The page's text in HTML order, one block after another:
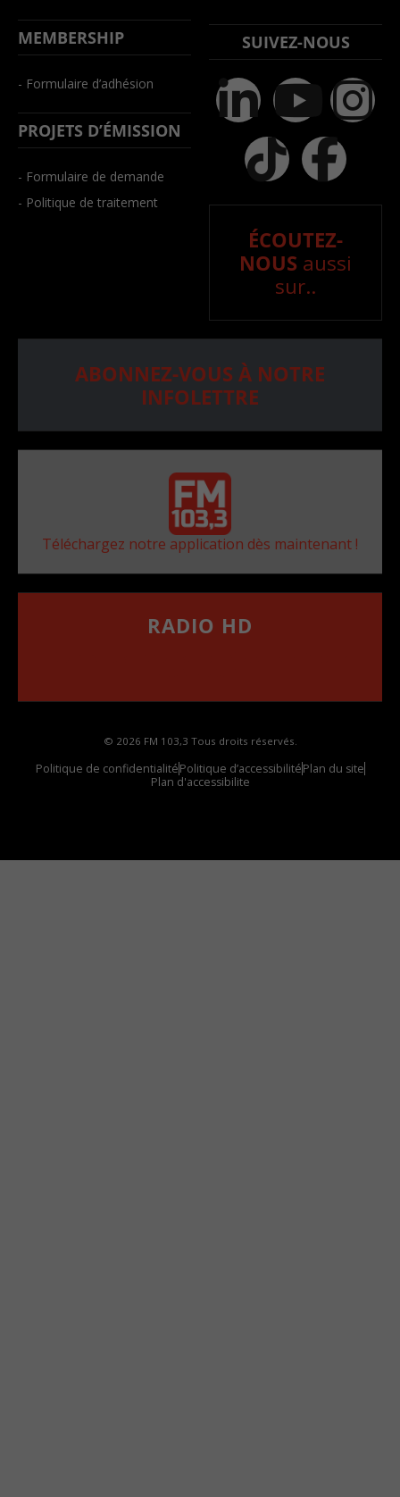
MEMBERSHIP
- Formulaire d’adhésion
PROJETS D’ÉMISSION
- Formulaire de demande
- Politique de traitement
SUIVEZ-NOUS
ÉCOUTEZ-
NOUS aussi
sur..
ABONNEZ-VOUS À NOTRE
INFOLETTRE
Téléchargez notre application dès maintenant !
RADIO HD
© 2026 FM 103,3 Tous droits réservés.
Politique de confidentialitéPolitique d’accessibilitéPlan du site
Plan d'accessibilite